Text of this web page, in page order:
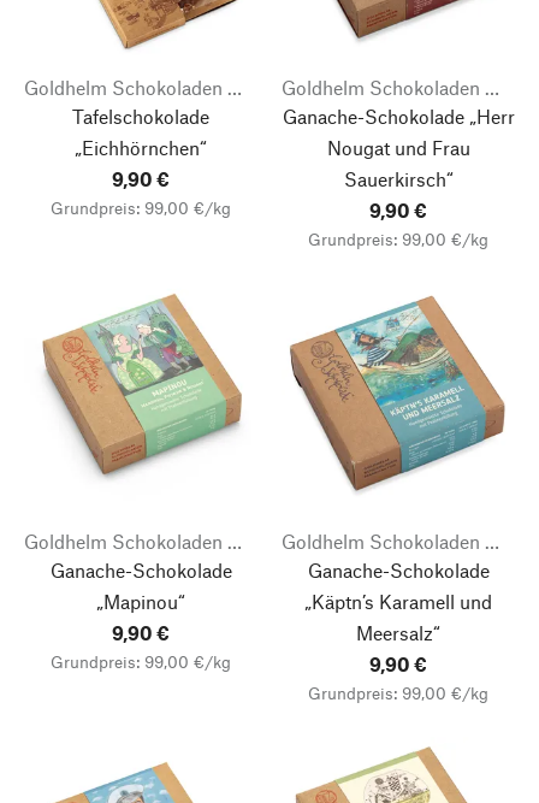
Goldhelm Schokoladen Manufaktur
Tafelschokolade
„Eichhörnchen“
9,90 €
Grundpreis: 99,00 €/kg
Goldhelm Schokoladen Manufaktur
Ganache-Schokolade „Herr
Nougat und Frau
Sauerkirsch“
9,90 €
Grundpreis: 99,00 €/kg
Goldhelm Schokoladen Manufaktur
Ganache-Schokolade
„Mapinou“
9,90 €
Grundpreis: 99,00 €/kg
Goldhelm Schokoladen Manufaktur
Ganache-Schokolade
„Käptn’s Karamell und
Meersalz“
9,90 €
Grundpreis: 99,00 €/kg